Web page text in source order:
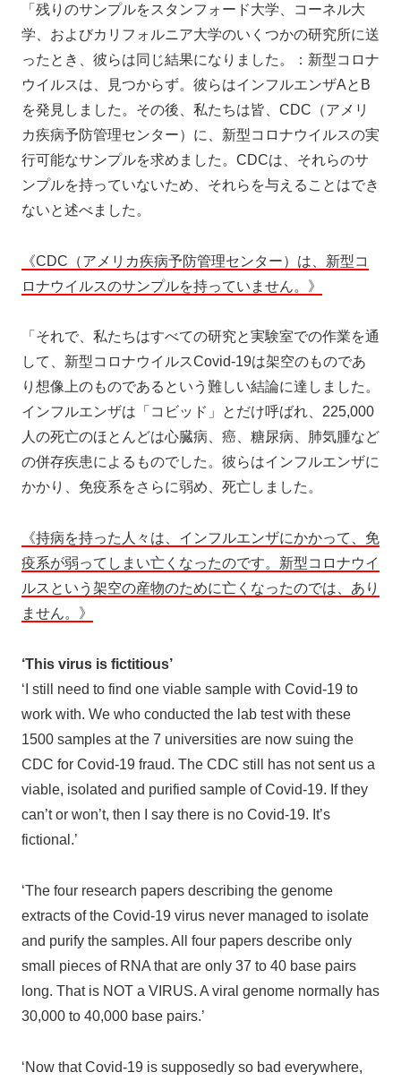
「残りのサンプルをスタンフォード大学、コーネル大
学、およびカリフォルニア大学のいくつかの研究所に送
ったとき、彼らは同じ結果になりました。：新型コロナ
ウイルスは、見つからず。彼らはインフルエンザAとB
を発見しました。その後、私たちは皆、CDC（アメリ
カ疾病予防管理センター）に、新型コロナウイルスの実
行可能なサンプルを求めました。CDCは、それらのサ
ンプルを持っていないため、それらを与えることはでき
ないと述べました。
《CDC（アメリカ疾病予防管理センター）は、新型コ
ロナウイルスのサンプルを持っていません。》
「それで、私たちはすべての研究と実験室での作業を通
して、新型コロナウイルスCovid-19は架空のものであ
り想像上のものであるという難しい結論に達しました。
インフルエンザは「コビッド」とだけ呼ばれ、225,000
人の死亡のほとんどは心臓病、癌、糖尿病、肺気腫など
の併存疾患によるものでした。彼らはインフルエンザに
かかり、免疫系をさらに弱め、死亡しました。
《持病を持った人々は、インフルエンザにかかって、免
疫系が弱ってしまい亡くなったのです。新型コロナウイ
ルスという架空の産物のために亡くなったのでは、あり
ません。》
‘This virus is fictitious’
‘I still need to find one viable sample with Covid-19 to
work with. We who conducted the lab test with these
1500 samples at the 7 universities are now suing the
CDC for Covid-19 fraud. The CDC still has not sent us a
viable, isolated and purified sample of Covid-19. If they
can’t or won’t, then I say there is no Covid-19. It’s
fictional.’
‘The four research papers describing the genome
extracts of the Covid-19 virus never managed to isolate
and purify the samples. All four papers describe only
small pieces of RNA that are only 37 to 40 base pairs
long. That is NOT a VIRUS. A viral genome normally has
30,000 to 40,000 base pairs.’
‘Now that Covid-19 is supposedly so bad everywhere,